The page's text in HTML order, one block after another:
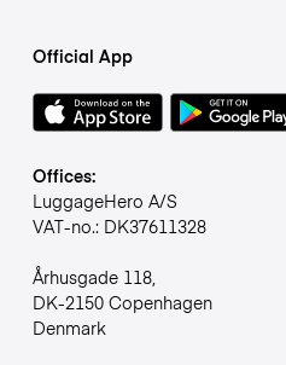
Official App
Offices:
LuggageHero A/S
VAT-no.: DK37611328
Århusgade 118,
DK-2150 Copenhagen
Denmark